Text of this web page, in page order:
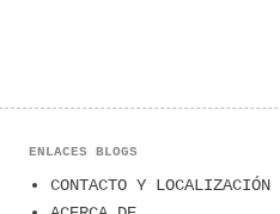
ENLACES BLOGS
CONTACTO Y LOCALIZACIÓN